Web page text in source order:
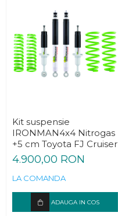
Kit suspensie
IRONMAN4x4 Nitrogas
+5 cm Toyota FJ Cruiser
4.900,00 RON
LA COMANDA
ADAUGA IN COS